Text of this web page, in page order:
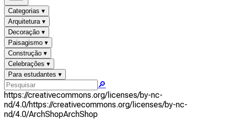
Categorias ▾
Arquitetura ▾
Decoração ▾
Paisagismo ▾
Construção ▾
Celebrações ▾
Para estudantes ▾
🔎
https://creativecommons.org/licenses/by-nc-
nd/4.0/https://creativecommons.org/licenses/by-nc-
nd/4.0/ArchShopArchShop